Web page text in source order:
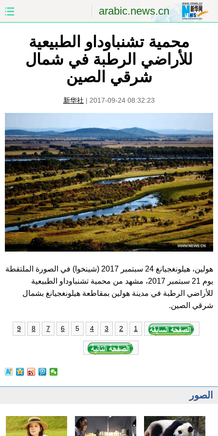
arabic.news.cn
الصين
الشرق الأوسط العالم
الصين والعالم العربي
الرياضة السياحة والبيئة
مؤتمر صحفى للخارجية الصور
محمية تشنباوداو الطبيعية
للأراضي الرطبة في شمال
شرقي الصين
新华社 | 2017-09-24 08:32:23
هولين، هيلونغجيانغ 24 سبتمبر 2017 (شينخوا) في الصورة الملتقطة
يوم 21 سبتمبر 2017، مشهد من محمية تشنباوداو الطبيعية
للأراضي الرطبة في مدينة هولين بمقاطعة هيلونغجيانغ بشمال
شرقي الصين.
1
2
3
4
5
6
7
8
9
الصور